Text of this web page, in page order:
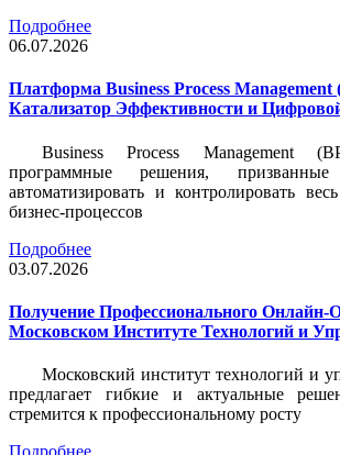
Подробнее
06.07.2026
Платформа Business Process Management
Катализатор Эффективности и
Business Process Management
программные решения, призванные
автоматизировать и контролировать
бизнес-процессов
Подробнее
03.07.2026
Получение Профессионального Онлайн-
Московском Институте Технологий и
Московский институт технологий и
предлагает гибкие и актуальные
стремится к профессиональному росту